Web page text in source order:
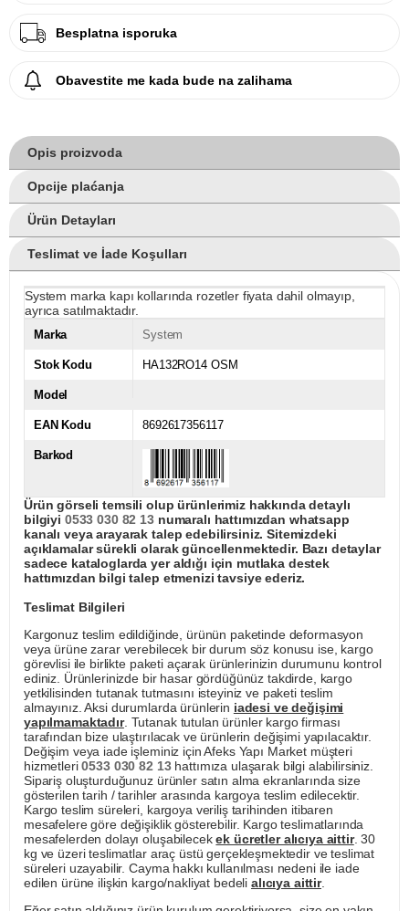
Besplatna isporuka
Obavestite me kada bude na zalihama
Opis proizvoda
Opcije plaćanja
Ürün Detayları
Teslimat ve İade Koşulları
System marka kapı kollarında rozetler fiyata dahil olmayıp,
ayrıca satılmaktadır.
Marka System
Stok Kodu HA132RO14 OSM
Model
EAN Kodu 8692617356117
Barkod
Ürün görseli temsili olup ürünlerimiz hakkında detaylı
bilgiyi 0533 030 82 13numaralı hattımızdan whatsapp
kanalı veya arayarak talep edebilirsiniz. Sitemizdeki
açıklamalar sürekli olarak güncellenmektedir. Bazı detaylar
sadece kataloglarda yer aldığı için mutlaka destek
hattımızdan bilgi talep etmenizi tavsiye ederiz.
Teslimat Bilgileri
Kargonuz teslim edildiğinde, ürünün paketinde deformasyon
veya ürüne zarar verebilecek bir durum söz konusu ise, kargo
görevlisi ile birlikte paketi açarak ürünlerinizin durumunu kontrol
ediniz. Ürünlerinizde bir hasar gördüğünüz takdirde, kargo
yetkilisinden tutanak tutmasını isteyiniz ve paketi teslim
almayınız. Aksi durumlarda ürünlerin iadesi ve değişimi
yapılmamaktadır. Tutanak tutulan ürünler kargo firması
tarafından bize ulaştırılacak ve ürünlerin değişimi yapılacaktır.
Değişim veya iade işleminiz için Afeks Yapı Market müşteri
hizmetleri0533 030 82 13hattımıza ulaşarak bilgi alabilirsiniz.
Sipariş oluşturduğunuz ürünler satın alma ekranlarında size
gösterilen tarih / tarihler arasında kargoya teslim edilecektir.
Kargo teslim süreleri, kargoya veriliş tarihinden itibaren
mesafelere göre değişiklik gösterebilir. Kargo teslimatlarında
mesafelerden dolayı oluşabilecekek ücretler alıcıya aittir. 30
kg ve üzeri teslimatlar araç üstü gerçekleşmektedir ve teslimat
süreleri uzayabilir. Cayma hakkı kullanılması nedeni ile iade
edilen ürüne ilişkin kargo/nakliyat bedeli alıcıya aittir.